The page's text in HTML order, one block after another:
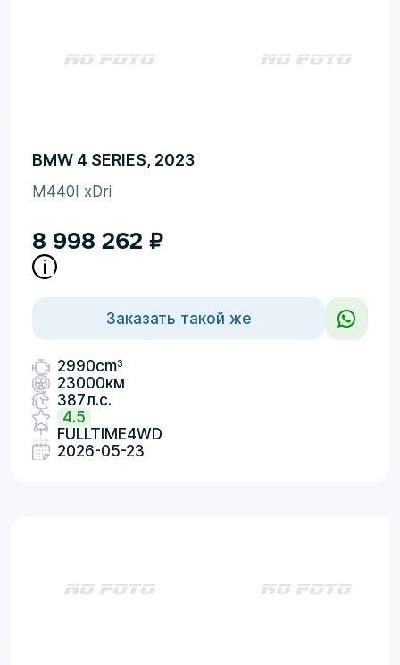
BMW 4 SERIES, 2023
M440I xDri
8 998 262 ₽
Заказать такой же
2990cm3
23000км
387л.с.
4.5
FULLTIME4WD
2026-05-23